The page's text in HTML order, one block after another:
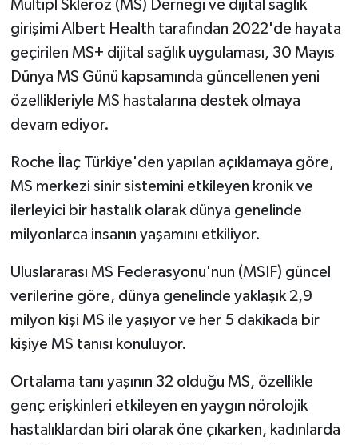
Multipl Skleroz (MS) Derneği ve dijital sağlık
girişimi Albert Health tarafından 2022'de hayata
geçirilen MS+ dijital sağlık uygulaması, 30 Mayıs
Dünya MS Günü kapsamında güncellenen yeni
özellikleriyle MS hastalarına destek olmaya
devam ediyor.
Roche İlaç Türkiye'den yapılan açıklamaya göre,
MS merkezi sinir sistemini etkileyen kronik ve
ilerleyici bir hastalık olarak dünya genelinde
milyonlarca insanın yaşamını etkiliyor.
Uluslararası MS Federasyonu'nun (MSIF) güncel
verilerine göre, dünya genelinde yaklaşık 2,9
milyon kişi MS ile yaşıyor ve her 5 dakikada bir
kişiye MS tanısı konuluyor.
Ortalama tanı yaşının 32 olduğu MS, özellikle
genç erişkinleri etkileyen en yaygın nörolojik
hastalıklardan biri olarak öne çıkarken, kadınlarda